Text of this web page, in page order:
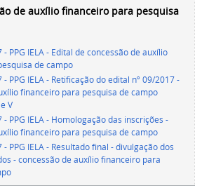
de auxílio financeiro para pesquisa
- PPG IELA - Edital de concessão de auxílio
de campo
- PPG IELA - Retificação do edital nº 09/2017 -
financeiro para pesquisa de campo
V
- PPG IELA - Homologação das inscrições -
financeiro para pesquisa de campo
- PPG IELA - Resultado final - divulgação dos
- concessão de auxílio financeiro para